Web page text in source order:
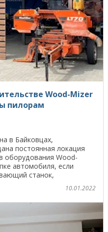
Wood-Mizer
пилорам
в Байковцах,
постоянная локация
оборудования Wood-
автомобиля, если
станок,
10.01.2022